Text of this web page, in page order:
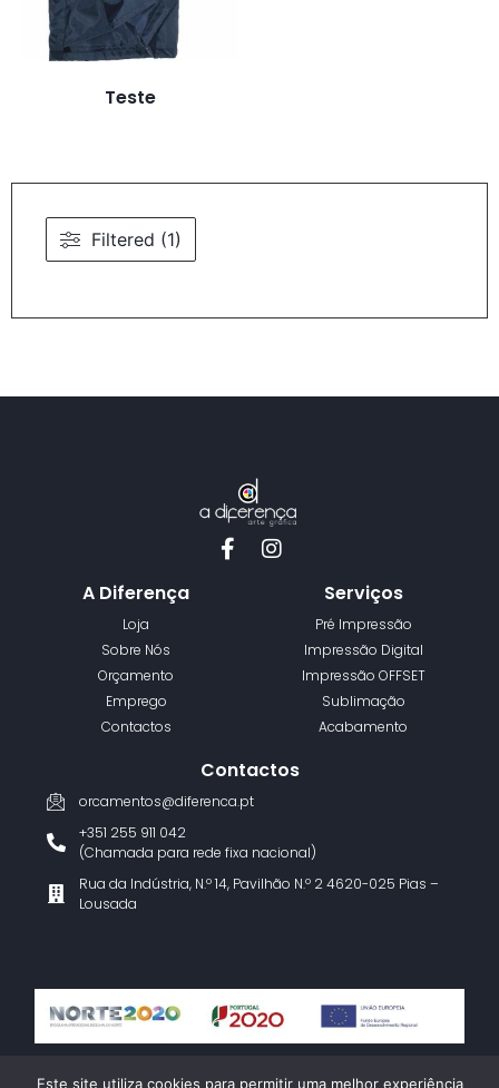
Filtered (1)
Teste
A Diferença
Loja
Sobre Nós
Orçamento
Emprego
Contactos
Serviços
Pré Impressão
Impressão Digital
Impressão OFFSET
Sublimação
Acabamento
Contactos
orcamentos@diferenca.pt
+351 255 911 042
(Chamada para rede fixa nacional)
Rua da Indústria, N.º 14, Pavilhão N.º 2 4620-025 Pias –
Lousada
Este site utiliza cookies para permitir uma melhor experiência